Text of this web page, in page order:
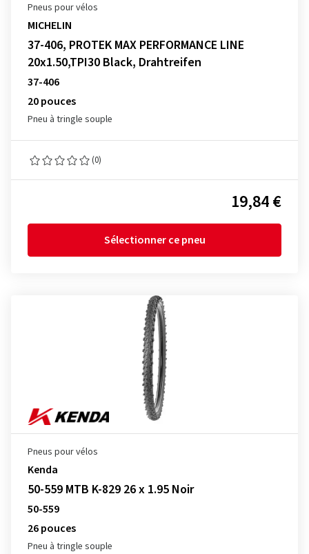
Pneus pour vélos
MICHELIN
37-406, PROTEK MAX PERFORMANCE LINE
20x1.50,TPI30 Black, Drahtreifen
37-406
20 pouces
Pneu à tringle souple
(0)
19,84 €
Sélectionner ce pneu
Pneus pour vélos
Kenda
50-559 MTB K-829 26 x 1.95 Noir
50-559
26 pouces
Pneu à tringle souple